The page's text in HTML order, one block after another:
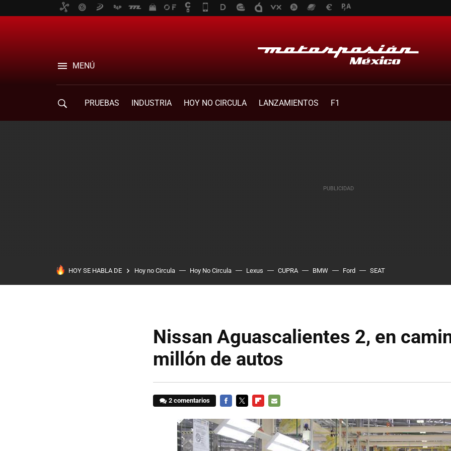
MENÚ
PRUEBAS INDUSTRIA HOY NO CIRCULA LANZAMIENTOS F1
HOY SE HABLA DE Hoy no Circula Hoy No Circula Lexus CUPRA BMW Ford SEAT
Nissan Aguascalientes 2, en
millón de autos
2 comentarios
MAIL